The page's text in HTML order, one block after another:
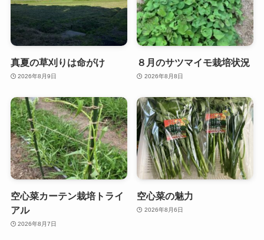
真夏の草刈りは命がけ
2026年8月9日
８月のサツマイモ栽培状況
2026年8月8日
空心菜カーテン栽培トライ
アル
2026年8月7日
空心菜の魅力
2026年8月6日